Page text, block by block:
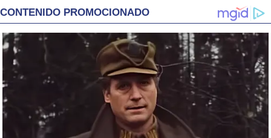
CONTENIDO PROMOCIONADO